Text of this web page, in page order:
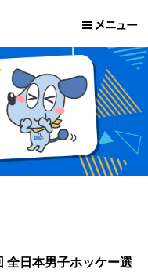
全日本男子ホッケー選